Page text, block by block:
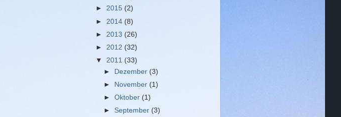
► 2015 (2)
► 2014 (8)
► 2013 (26)
► 2012 (32)
▼ 2011 (33)
► Dezember (3)
►
November (1)
►Oktober (1)
► September (3)